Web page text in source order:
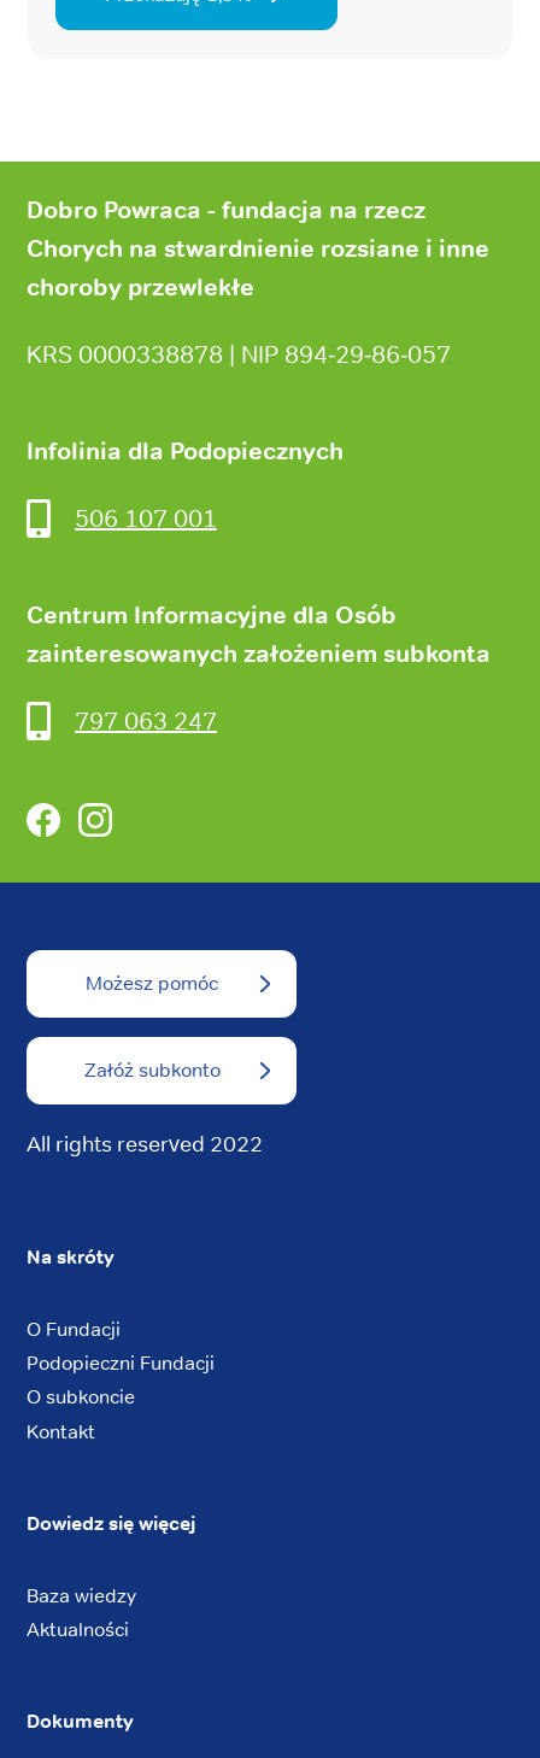
stronyDobro Powraca - fundacja na rzecz
Chorych na stwardnienie rozsiane i inne
choroby przewlekłe
KRS 0000338878 | NIP 894‑29‑86‑057
Infolinia dla Podopiecznych
506 107 001
Centrum Informacyjne dla Osób
zainteresowanych założeniem subkonta
797 063 247
FacebookInstagram
Możesz pomóc
Załóż subkonto
All rights reserved 2022
Na skróty
O Fundacji
Podopieczni Fundacji
O subkoncie
Kontakt
Dowiedz się więcej
Baza wiedzy
Aktualności
Dokumenty